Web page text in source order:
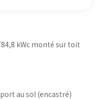
kWc monté sur toit
au sol (encastré)